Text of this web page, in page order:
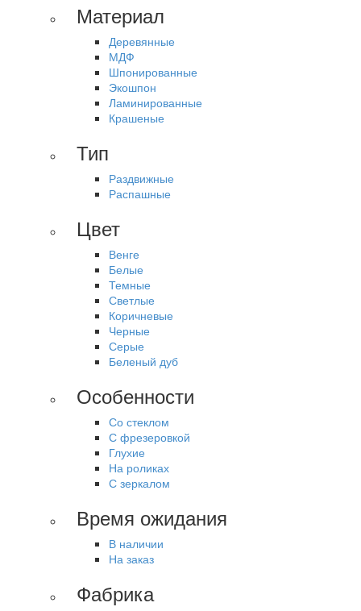
Материал
Деревянные
МДФ
Шпонированные
Экошпон
Ламинированные
Крашеные
Тип
Раздвижные
Распашные
Цвет
Венге
Белые
Темные
Светлые
Коричневые
Черные
Серые
Беленый дуб
Особенности
Со стеклом
С фрезеровкой
Глухие
На роликах
С зеркалом
Время ожидания
В наличии
На заказ
Фабрика